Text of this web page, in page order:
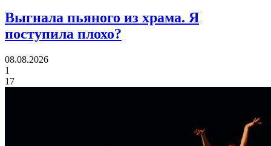
Выгнала пьяного из храма. Я
поступила плохо?
08.08.2026
1
17